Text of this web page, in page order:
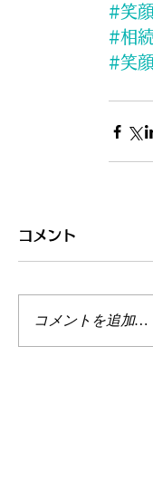
#笑
#相
#笑
コメント
コメントを追加…